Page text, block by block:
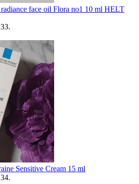
face oil Flora no1 10 ml HELT
.
Sensitive Cream 15 ml
.